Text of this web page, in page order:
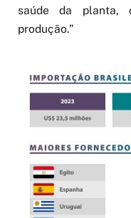
saúde da planta,
produção.”